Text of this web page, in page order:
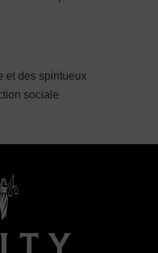
et des spiritueux
sociale